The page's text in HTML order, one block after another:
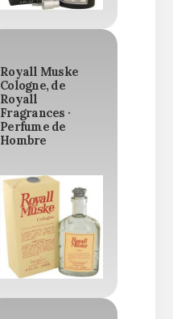
Royall Muske
Cologne, de
Royall
Fragrances ·
Perfume de
Hombre